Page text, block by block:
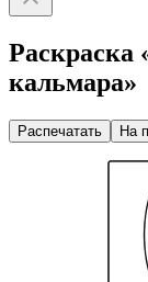
Раскраска
кальмара»
Распечатать На